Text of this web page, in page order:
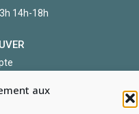
aux
14h-18h